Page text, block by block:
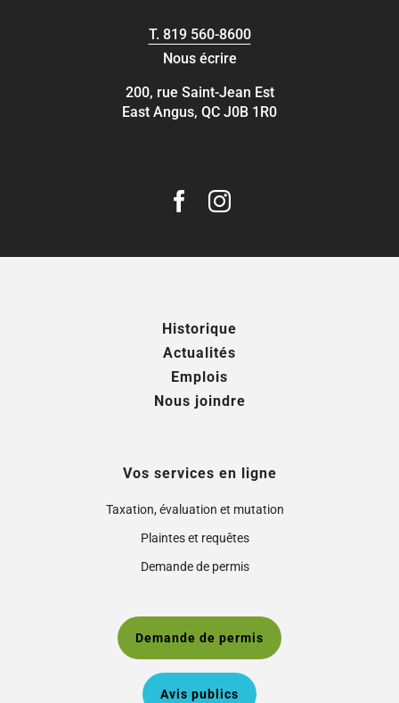
T. 819 560-8600
Nous écrire
200, rue Saint-Jean Est
East Angus, QC J0B 1R0
Historique
Actualités
Emplois
Nous joindre
Vos services en ligne
Taxation, évaluation et mutation
Plaintes et requêtes
Demande de permis
Demande de permis
Avis publics